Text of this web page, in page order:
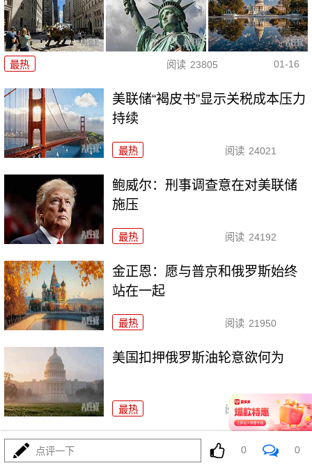
最热 阅读 23805 01-16
美联储“褐皮书”显示关税成本压力
持续
最热 阅读 24021
鲍威尔：刑事调查意在对美联储
施压
最热 阅读 24192
金正恩：愿与普京和俄罗斯始终
站在一起
最热 阅读 21950
美国扣押俄罗斯油轮意欲何为
最热 阅读 37590
特朗普：若输中期选举，我可能
被弹劾
点评一下 0 0